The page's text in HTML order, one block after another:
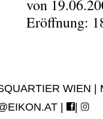
von
Eröffnung:
WIEN
| |